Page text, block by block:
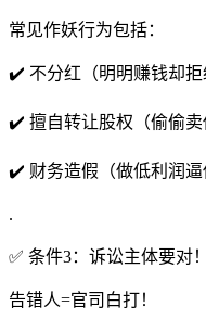
常见作妖行为包括：
✔️ 不分红（明明赚钱却拒
✔️ 擅自转让股权（偷偷卖
✔️ 财务造假（做低利润逼
.
✅ 条件3：诉讼主体要对！
告错人=官司白打！